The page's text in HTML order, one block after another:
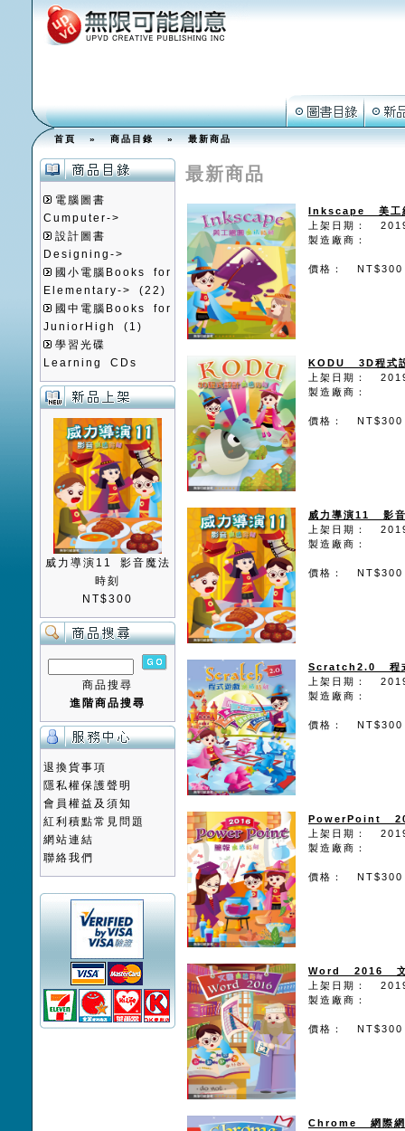
首頁»商品目錄»最新商品
電腦圖書
Cumputer->
設計圖書
Designing->
國小電腦Books for
Elementary->
(22)
國中電腦Books for
JuniorHigh
(1)
學習光碟
Learning CDs
威力導演11 影音魔法
時刻
NT$300
商品搜尋
進階商品搜尋
退換貨事項
隱私權保護聲明
會員權益及須知
紅利積點常見問題
網站連結
聯絡我們
最新商品
Inkscape 美工
上架日期：
製造廠商：
價格： NT$300
KODU 3D程式
上架日期：
製造廠商：
價格： NT$300
威力導演11 影
上架日期：
製造廠商：
價格： NT$300
Scratch2.0 程
上架日期：
製造廠商：
價格： NT$300
PowerPoint
上架日期：
製造廠商：
價格： NT$300
Word 2016 文
上架日期：
製造廠商：
價格： NT$300
Chrome 網際網